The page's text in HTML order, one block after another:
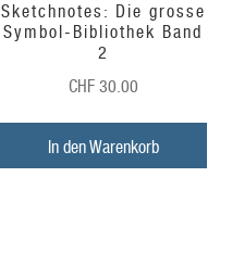
Sketchnotes: Die grosse
Symbol-Bibliothek Band
2
CHF 30.00
In den Warenkorb